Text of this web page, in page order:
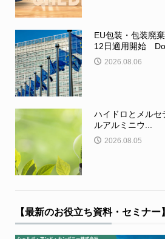
EU包装・包装廃
12日適用開始
2026.08.06
ハイドロとメルセ
ルアルミニウ...
2026.08.05
【最新のお役立ち資料・セミナー】